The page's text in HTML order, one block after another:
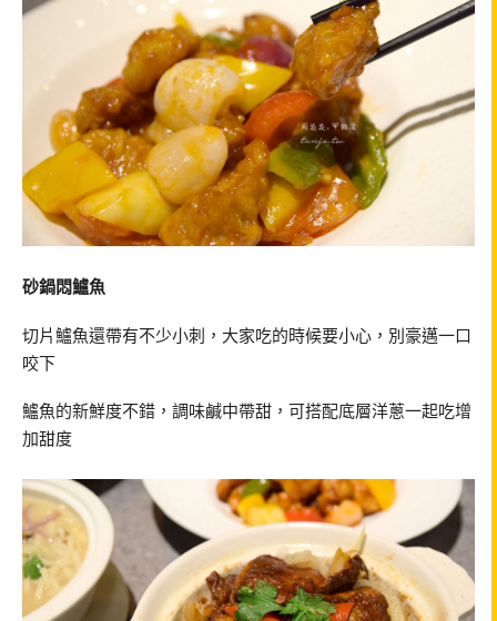
砂鍋悶鱸魚
切片鱸魚還帶有不少小刺，大家吃的時候要小心，別豪邁一口
咬下
鱸魚的新鮮度不錯，調味鹹中帶甜，可搭配底層洋蔥一起吃增
加甜度